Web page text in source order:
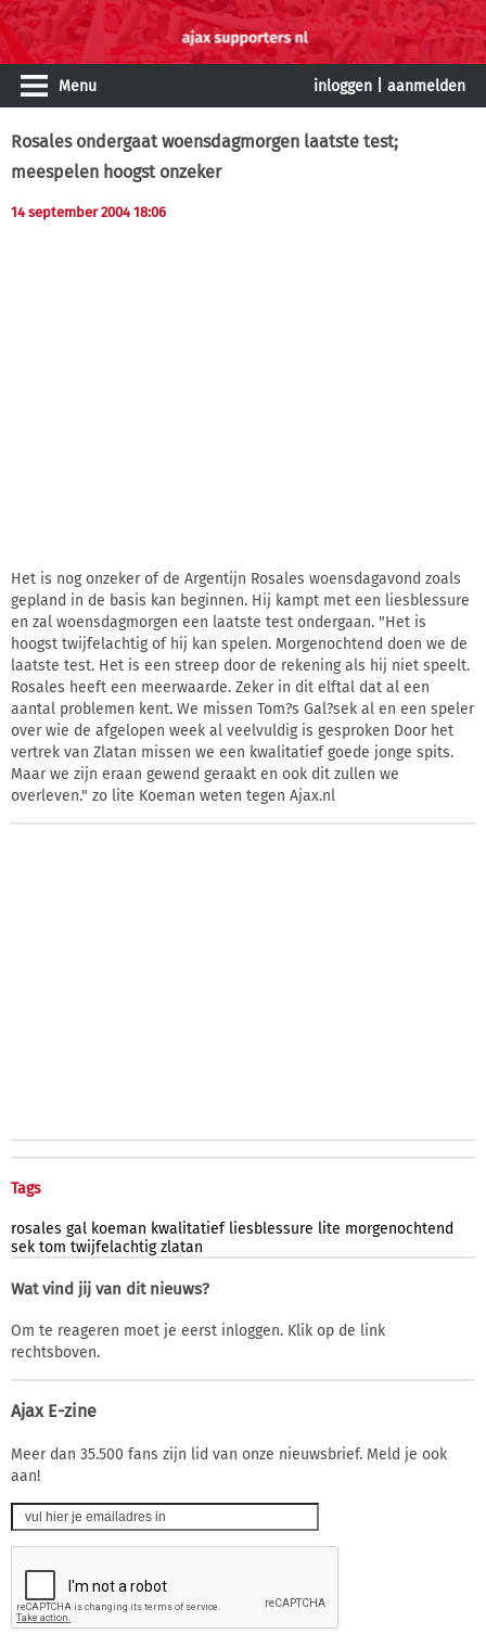
Menu inloggen aanmelden
Rosales ondergaat woensdagmorgen laatste test;
meespelen hoogst onzeker
14 september 2004 18:06
Het is nog onzeker of de Argentijn Rosales woensdagavond zoals
gepland in de basis kan beginnen. Hij kampt met een liesblessure
en zal woensdagmorgen een laatste test ondergaan. "Het is
hoogst twijfelachtig of hij kan spelen. Morgenochtend doen we de
laatste test. Het is een streep door de rekening als hij niet speelt.
Rosales heeft een meerwaarde. Zeker in dit elftal dat al een
aantal problemen kent. We missen Tom?s Gal?sek al en een speler
over wie de afgelopen week al veelvuldig is gesproken Door het
vertrek van Zlatan missen we een kwalitatief goede jonge spits.
Maar we zijn eraan gewend geraakt en ook dit zullen we
overleven." zo lite Koeman weten tegen Ajax.nl
Tags
rosales gal koeman kwalitatief liesblessure lite morgenochtend
sek tom twijfelachtig zlatan
Wat vind jij van dit nieuws?
Om te reageren moet je eerst inloggen. Klik op de link
rechtsboven.
Ajax E-zine
Meer dan 35.500 fans zijn lid van onze nieuwsbrief. Meld je ook
aan!